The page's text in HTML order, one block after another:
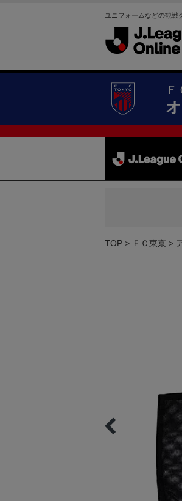
ユニフォームなどの観戦
TOP ＦＣ東京